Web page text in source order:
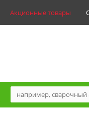
Акционные товары